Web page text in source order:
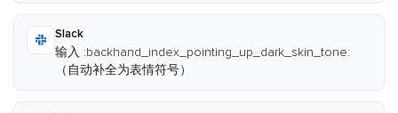
Slack
输入 :backhand_index_pointing_up_dark_skin_tone:
（自动补全为表情符号）